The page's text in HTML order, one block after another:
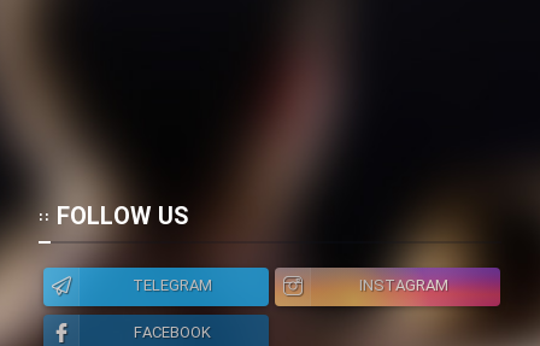
FOLLOW US
TELEGRAM
INSTAGRAM
FACEBOOK